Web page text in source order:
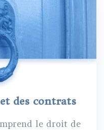
des contrats
le droit de